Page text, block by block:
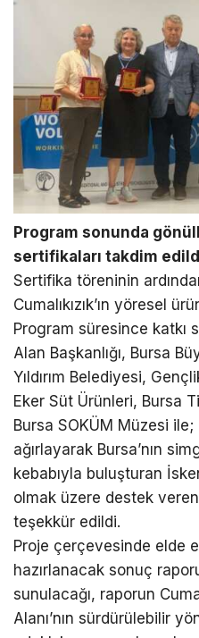
Program sonunda
sertifikaları takdim
Sertifika töreninin
Cumalıkızık’ın yöresel
Program süresince katkı
Alan Başkanlığı, Bursa
Yıldırım Belediyesi,
Eker Süt Ürünleri, Bursa
Bursa SOKÜM Müzesi
ağırlayarak Bursa’nın
kebabıyla buluşturan
olmak üzere destek
teşekkür edildi.
Proje çerçevesinde elde
hazırlanacak sonuç
sunulacağı, raporun
Alanı’nın sürdürülebilir